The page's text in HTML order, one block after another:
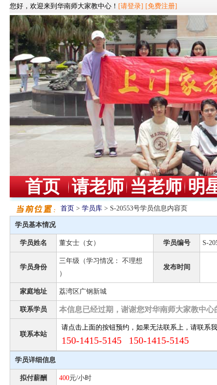
您好，欢迎来到华南师大家教中心！ [请登录] [免费注册]
首页 请老师 当老师 明
首页 > 学员库 > S-20553号学员信息内容页
学员基本情况
学员姓名 董女士（女） 学员编号 S-
学员身份
三年级（学习情况： 不理想
）
发布时间
家庭地址 荔湾区广钢新城
联系学员 本信息已经过期，谢谢您对华南师大家教中心
联系本站
请点击上面的按钮预约，如果无法联系上，请联系
150-1415-5145 150-1415-5145
学员详细信息
拟付薪酬 400元/小时